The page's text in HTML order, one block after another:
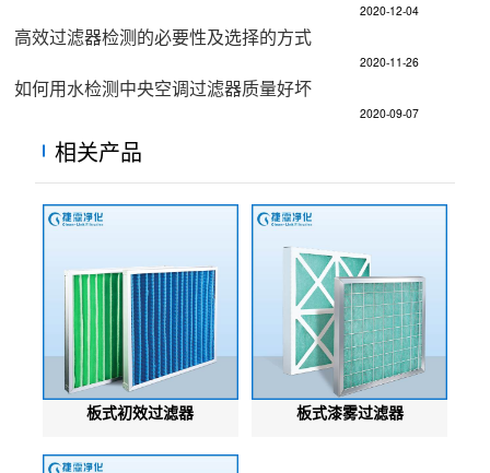
2020-12-04
高效过滤器检测的必要性及选择的方式
2020-11-26
如何用水检测中央空调过滤器质量好坏
2020-09-07
相关产品
板式初效过滤器 板式漆雾过滤器